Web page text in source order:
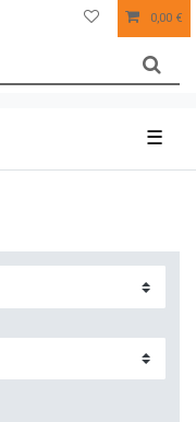
0,00 €
☰